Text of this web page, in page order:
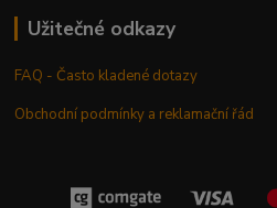
Užitečné odkazy
FAQ - Často kladené dotazy
Obchodní podmínky a reklamační řád